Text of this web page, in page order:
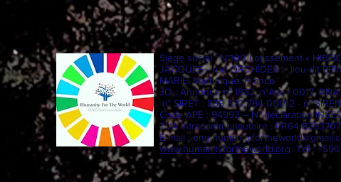
Siège social : N°100 Lotissement «
JACQUES - rue ORCHIDEA - lieu-dit
MARIE. Martinique. France
JO : Annonce n° 1832, n°Ass : 0017,
n° SIRET : 839 370 764 00012 - n°
Code APE : 9499Z – N° déclaration
TVA intracommunautaire : FR64
E-mail :
www.humanityfortheworld.org Tel :